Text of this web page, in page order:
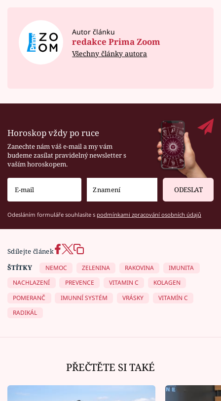
Autor článku
redakce Prima Zoom
Všechny články autora
Horoskop vždy po ruce
Zanechte nám váš e-mail a my vám
budeme zasílat pravidelný newsletter s
vaším horoskopem.
ODESLAT
Odesláním formuláře souhlasíte s podmínkami zpracování osobních údajů
Sdílejte článek
ŠTÍTKY
NEMOC ZELENINA RAKOVINA
IMUNITA
NACHLAZENÍ
PREVENCE VITAMIN C
KOLAGEN
POMERANČ
IMUNNÍ SYSTÉM VRÁSKY
VITAMÍN C
RADIKÁL
PŘEČTĚTE SI TAKÉ